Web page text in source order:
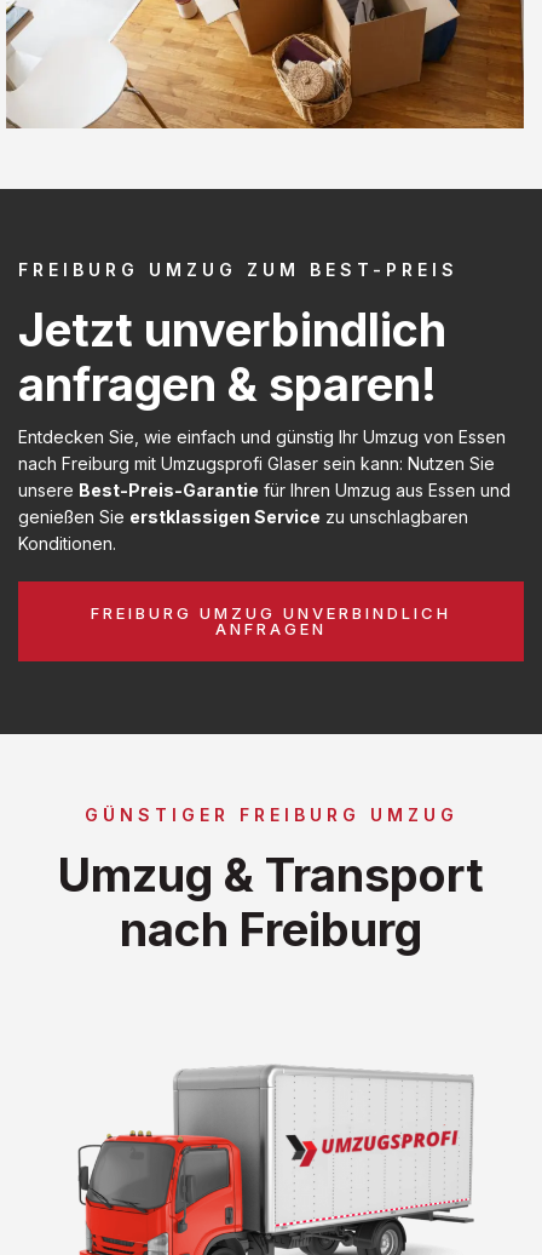
FREIBURG UMZUG ZUM BEST-PREIS
Jetzt unverbindlich
anfragen & sparen!
Entdecken Sie, wie einfach und günstig Ihr Umzug von Essen
nach Freiburg mit Umzugsprofi Glaser sein kann: Nutzen Sie
unsere Best-Preis-Garantie für Ihren Umzug aus Essen und
genießen Sie erstklassigen Service zu unschlagbaren
Konditionen.
FREIBURG UMZUG UNVERBINDLICH
ANFRAGEN
GÜNSTIGER FREIBURG UMZUG
Umzug & Transport
nach Freiburg